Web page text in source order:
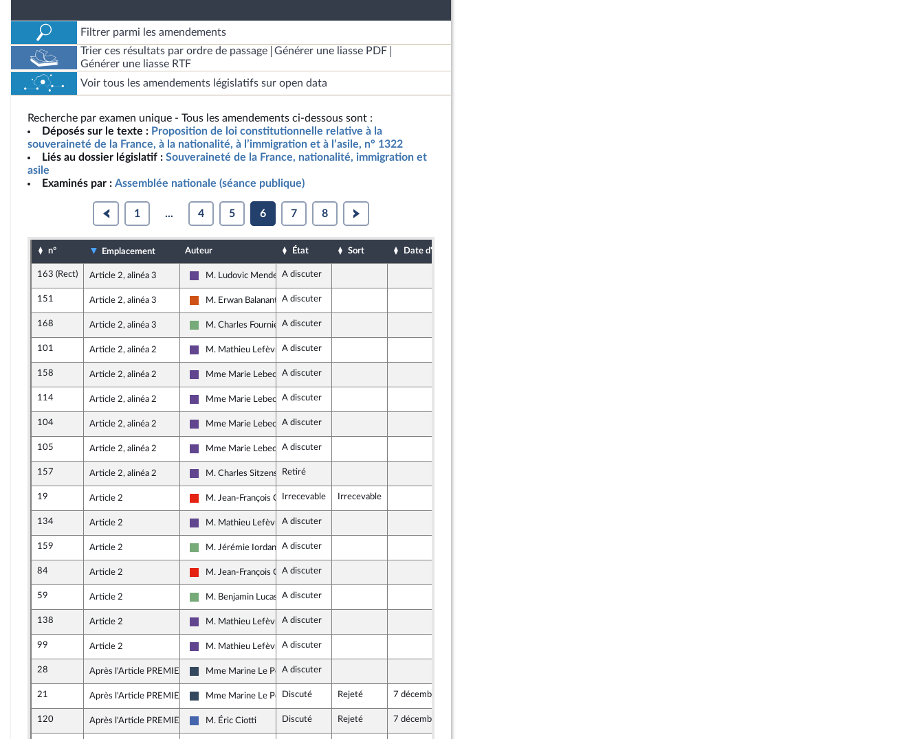
Filtrer parmi les amendements
Trier ces résultats par ordre de passage
Générer une liasse PDF
Générer une liasse RTF
Voir tous les amendements législatifs sur open data
Recherche par examen unique - Tous les amendements ci-dessous sont :
Déposés sur le texte : Proposition de loi constitutionnelle relative à la
souveraineté de la France, à la nationalité, à l’immigration et à l’asile, n° 1322
Liés au dossier législatif : Souveraineté de la France, nationalité, immigration et
asile
Examinés par : Assemblée nationale (séance publique)
1 ... 4 5 6 7 8
n° Emplacement Auteur État Sort Date d'examen
163 (Rect) Article 2, alinéa 3
Renaissance
M. Ludovic Mendes A discuter
151 Article 2, alinéa 3
Démocrate (MoDem et Indépendants)
M. Erwan Balanant A discuter
168 Article 2, alinéa 3
Écologiste - NUPES
M. Charles Fournier A discuter
101 Article 2, alinéa 2
Renaissance
M. Mathieu LefèvreA discuter
158 Article 2, alinéa 2
Renaissance
Mme Marie Lebec A discuter
114 Article 2, alinéa 2
Renaissance
Mme Marie Lebec A discuter
104 Article 2, alinéa 2
Renaissance
Mme Marie Lebec A discuter
105 Article 2, alinéa 2
Renaissance
Mme Marie Lebec A discuter
157 Article 2, alinéa 2
Renaissance
M. Charles SitzenstuhlRetiré
19 Article 2
La France insoumise - Nouvelle Union Populaire écologique et sociale
M. Jean-François Coulomme
Irrecevable Irrecevable
134 Article 2
Renaissance
M. Mathieu LefèvreA discuter
159 Article 2
Écologiste - NUPES
M. Jérémie IordanoffA discuter
84 Article 2
La France insoumise - Nouvelle Union Populaire écologique et sociale
M. Jean-François Coulomme
A discuter
59 Article 2
Écologiste - NUPES
M. Benjamin Lucas-Lundy
A discuter
138 Article 2
Renaissance
M. Mathieu LefèvreA discuter
99 Article 2
Renaissance
M. Mathieu LefèvreA discuter
28 Après l'Article PREMIER
Rassemblement National
Mme Marine Le PenA discuter
21 Après l'Article PREMIER
Rassemblement National
Mme Marine Le PenDiscuté Rejeté 7 décembre 2023
120 Après l'Article PREMIER
Les Républicains
M. Éric Ciotti Discuté Rejeté 7 décembre 2023